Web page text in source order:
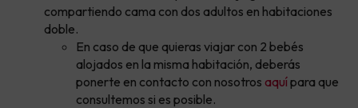
compartiendo cama con dos adultos en habitaciones
doble.
En caso de que quieras viajar con 2 bebés
alojados en la misma habitación, deberás
ponerte en contacto con nosotros aquípara que
consultemos si es posible.